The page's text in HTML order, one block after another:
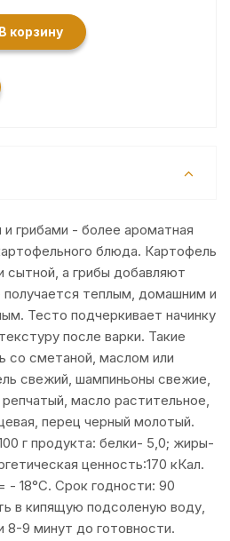
В корзину
грибами - более ароматная
блюда. Картофель
сытной, а грибы добавляют
получается теплым, домашним и
Тесто подчеркивает начинку
после варки. Такие
со сметаной, маслом или
свежий, шампиньоны свежие,
масло растительное,
перец черный молотый.
г продукта: белки- 5,0; жиры-
ценность:170 кКал.
- 18°С. Срок годности: 90
в кипящую подсоленую воду,
8-9 минут до готовности.